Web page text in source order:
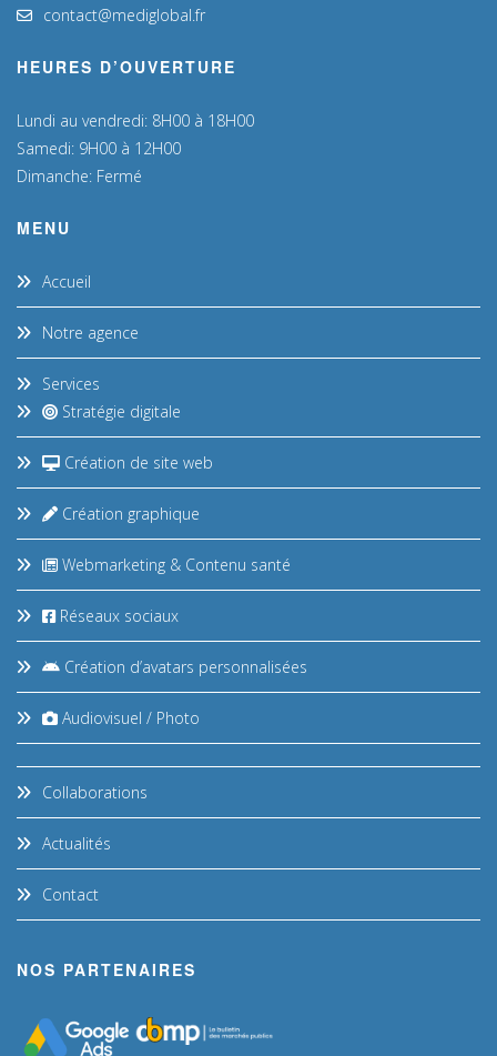
contact@mediglobal.fr
HEURES D’OUVERTURE
Lundi au vendredi: 8H00 à 18H00
Samedi: 9H00 à 12H00
Dimanche: Fermé
MENU
Accueil
Notre agence
Services
Stratégie digitale
Création de site web
Création graphique
Webmarketing & Contenu santé
Réseaux sociaux
Création d’avatars personnalisées
Audiovisuel / Photo
Collaborations
Actualités
Contact
NOS PARTENAIRES